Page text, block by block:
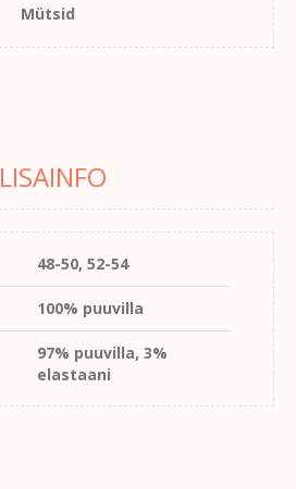
Mütsid
LISAINFO
48-50, 52-54
100% puuvilla
97% puuvilla, 3%
elastaani